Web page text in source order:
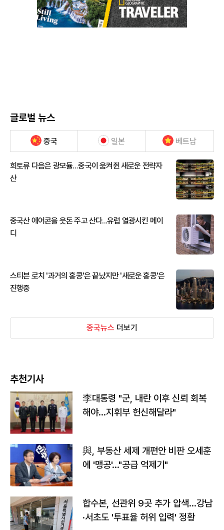
글로벌 뉴스
중국 일본 베트남
희토류 다음은 광모듈…중국이 움켜쥔 새로운 전략자
산
중국산 에어콘을 웃돈 주고 산다...유럽 열광시킨 메이
디
스티븐 로치 '과거의 홍콩'은 끝났지만 '새로운 홍콩'은
진행중
중국뉴스 더보기
추천기사
李대통령 "군, 내란 이후 신뢰 회복
해야…지휘부 헌신해달라"
與, 부동산 세제 개편안 비판 오세훈
에 '맹공'…"공급 억제기"
합수본, 선관위 9곳 추가 압색…강남
·서초도 '투표율 허위 입력' 정황